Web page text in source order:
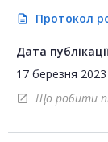
description Протокол
Дата
17 березня 2023
open_in_new Що робити